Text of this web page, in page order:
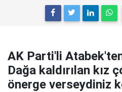
AK Parti'li
Dağa kaldırılan kız
önerge verseydiniz